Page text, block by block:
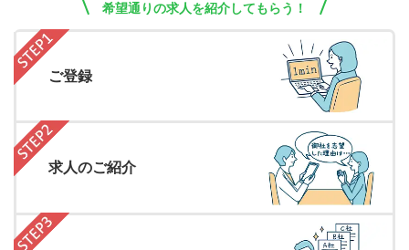
希望通りの求人を紹介してもらう！
ご登録
求人のご紹介